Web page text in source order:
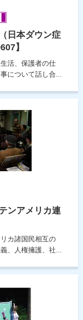
日本ダウン症
】
活、保護者の仕
について話し合...
ンアメリカ連
カ諸国民相互の
、人権擁護、社...